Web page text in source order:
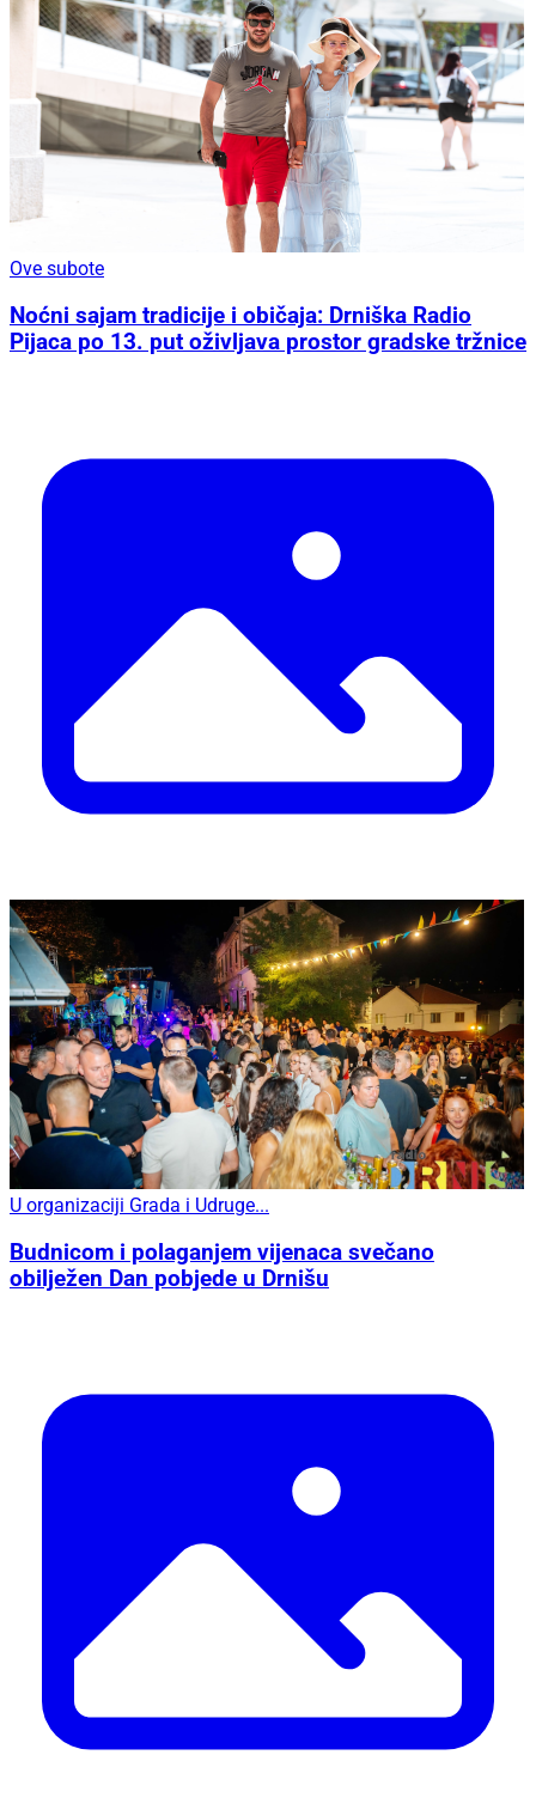
Ove subote
Noćni sajam tradicije i običaja: Drniška Radio
Pijaca po 13. put oživljava prostor gradske tržnice
U organizaciji Grada i Udruge...
Budnicom i polaganjem vijenaca svečano
obilježen Dan pobjede u Drnišu